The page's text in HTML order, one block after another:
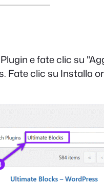
e fate clic su
clic su Installa